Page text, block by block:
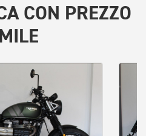
CON PREZZO